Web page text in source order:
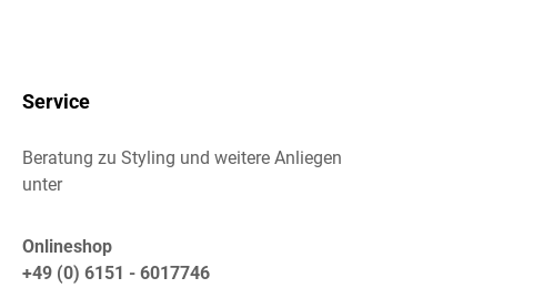
Service
Beratung zu Styling und weitere Anliegen
unter
Onlineshop
+49 (0) 6151 - 6017746